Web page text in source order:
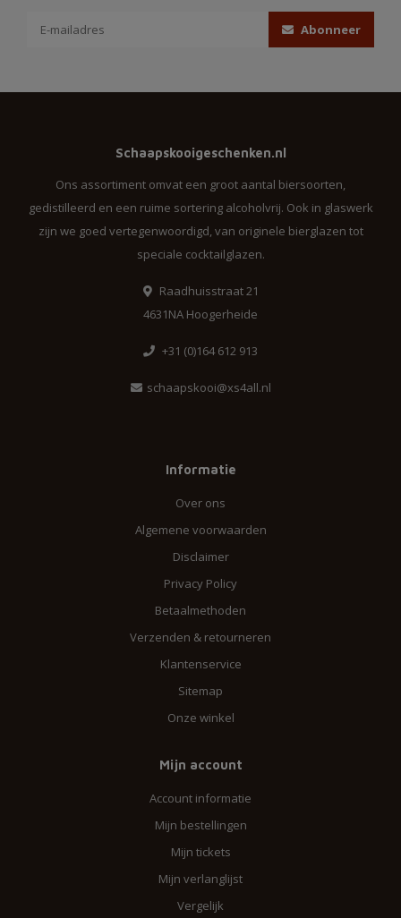
Abonneer
Schaapskooigeschenken.nl
Ons assortiment omvat een groot aantal biersoorten,
gedistilleerd en een ruime sortering alcoholvrij. Ook in glaswerk
zijn we goed vertegenwoordigd, van originele bierglazen tot
speciale cocktailglazen.
Raadhuisstraat 21
4631NA Hoogerheide
+31 (0)164 612 913
schaapskooi@xs4all.nl
Informatie
Over ons
Algemene voorwaarden
Disclaimer
Privacy Policy
Betaalmethoden
Verzenden & retourneren
Klantenservice
Sitemap
Onze winkel
Mijn account
Account informatie
Mijn bestellingen
Mijn tickets
Mijn verlanglijst
Vergelijk